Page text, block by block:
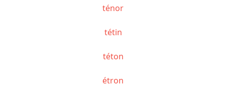
ténor
tétin
téton
étron